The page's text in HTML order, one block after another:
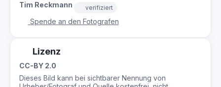
Tim Reckmann verifiziert
Spende an den Fotografen
Lizenz
CC-BY 2.0
Dieses Bild kann bei sichtbarer Nennung von